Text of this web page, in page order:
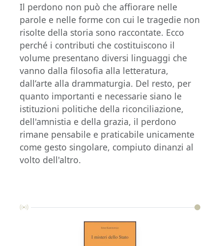
Il perdono non può che affiorare nelle
parole e nelle forme con cui le tragedie non
risolte della storia sono raccontate. Ecco
perché i contributi che costituiscono il
volume presentano diversi linguaggi che
vanno dalla filosofia alla letteratura,
dall’arte alla drammaturgia. Del resto, per
quanto importanti e necessarie siano le
istituzioni politiche della riconciliazione,
dell'amnistia e della grazia, il perdono
rimane pensabile e praticabile unicamente
come gesto singolare, compiuto dinanzi al
volto dell'altro.